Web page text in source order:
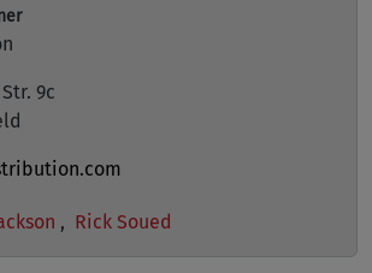
9c
, Rick Soued